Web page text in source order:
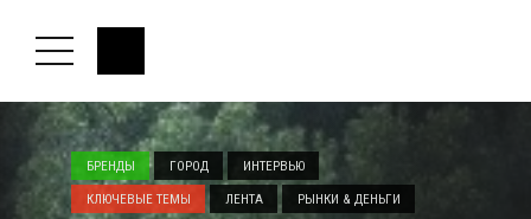
БРЕНДЫ ГОРОД ИНТЕРВЬЮ
КЛЮЧЕВЫЕ ТЕМЫ ЛЕНТА РЫНКИ & ДЕНЬГИ